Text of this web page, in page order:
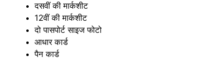
दसवीं की मार्कशीट
12वीं की मार्कशीट
दो पासपोर्ट साइज फोटो
आधार कार्ड
पैन कार्ड